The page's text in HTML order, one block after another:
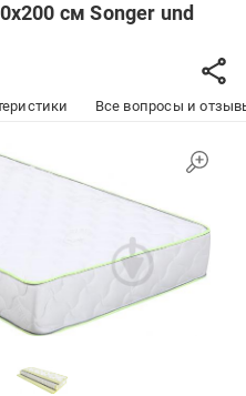
см Songer und
Все вопросы и